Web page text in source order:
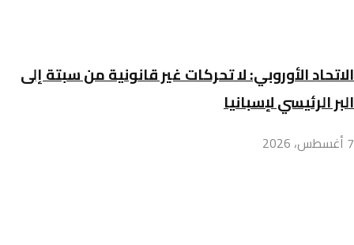
الاتحاد الأوروبي: لا تحركات غير قانونية من سبتة إلى
البر الرئيسي لإسبانيا
7 أغسطس، 2026